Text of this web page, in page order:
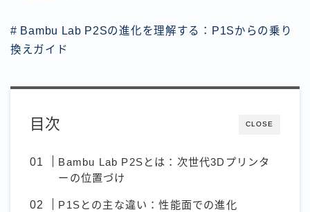
# Bambu Lab P2Sの進化を理解する：P1Sからの乗り
換えガイド
CLOSE
目次
Bambu Lab P2Sとは：次世代3Dプリンタ
ーの位置づけ
P1Sとの主な違い：性能面での進化